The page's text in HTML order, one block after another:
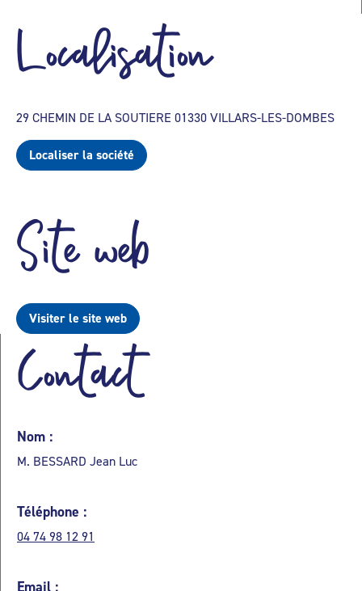
Localisation
29 CHEMIN DE LA SOUTIERE 01330 VILLARS-LES-DOMBES
Localiser la société
Site web
Visiter le site web
Contact
Nom :
M. BESSARD Jean Luc
Téléphone :
04 74 98 12 91
Email :